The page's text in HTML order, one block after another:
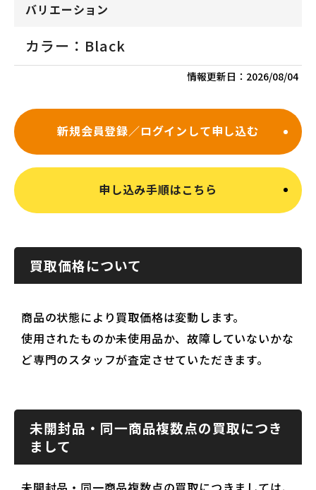
バリエーション
カラー：Black
情報更新日： 2026/08/04
新規会員登録／ログインして申し込む
申し込み手順はこちら
買取価格について
商品の状態により買取価格は変動します。
使用されたものか未使用品か、故障していないかな
ど専門のスタッフが査定させていただきます。
未開封品・同一商品複数点の買取につき
まして